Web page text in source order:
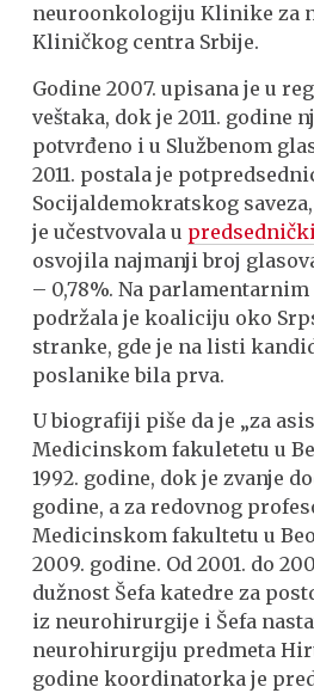
neuroonkologiju Klinike za
Kliničkog centra Srbije.
Godine 2007. upisana je u
veštaka, dok je 2011. godine
potvrđeno i u Službenom
2011. postala je
Socijaldemokratskog
je učestvovala u
osvojila najmanji broj
– 0,78%. Na
podržala je koaliciju oko
stranke, gde je na listi
poslanike bila prva.
U biografiji piše da je „za
Medicinskom fakuletetu u
1992. godine, dok je zvanje
godine, a za redovnog
Medicinskom fakultetu u
2009. godine. Od 2001. do
dužnost Šefa katedre za
iz neurohirurgije i Šefa
neurohirurgiju predmeta
godine koordinatorka je